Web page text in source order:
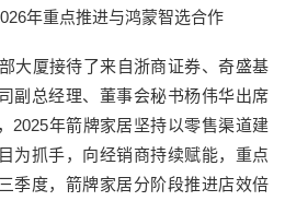
年重点推进与鸿蒙智选合作
大厦接待了来自浙商证券、奇盛基
副总经理、董事会秘书杨伟华出席
2025年箭牌家居坚持以零售渠道建
为抓手，向经销商持续赋能，重点
季度，箭牌家居分阶段推进店效倍